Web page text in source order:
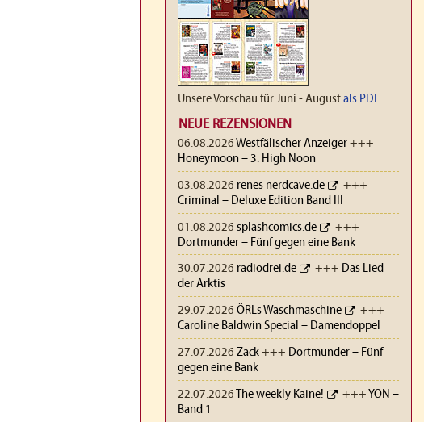
Unsere Vorschau für Juni - Augustals PDF.
NEUE REZENSIONEN
06.08.2026Westfälischer Anzeiger+++
Honeymoon – 3. High Noon
03.08.2026 renes nerdcave.de
+++
Criminal – Deluxe Edition Band III
01.08.2026 splashcomics.de
+++
Dortmunder – Fünf gegen eine Bank
30.07.2026 radiodrei.de +++ Das Lied
der Arktis
29.07.2026 ÖRLs Waschmaschine
+++
Caroline Baldwin Special – Damendoppel
27.07.2026 Zack+++ Dortmunder – Fünf
gegen eine Bank
22.07.2026 The weekly Kaine! +++YON –
Band 1